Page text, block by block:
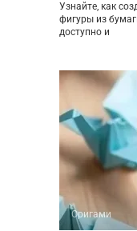
Узнайте, как
фигуры из
доступно и
Оригами